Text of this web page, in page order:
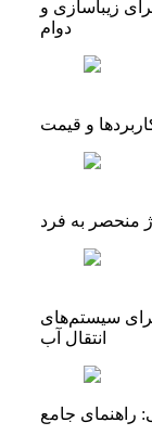
زیباسازی و
دوام
و قیمت
منحصر به فرد
برای سیستم‌های
انتقال آب
راهنمای جامع